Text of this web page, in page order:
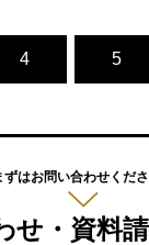
4 5
ずはお問い合わせくださ
せ・資料